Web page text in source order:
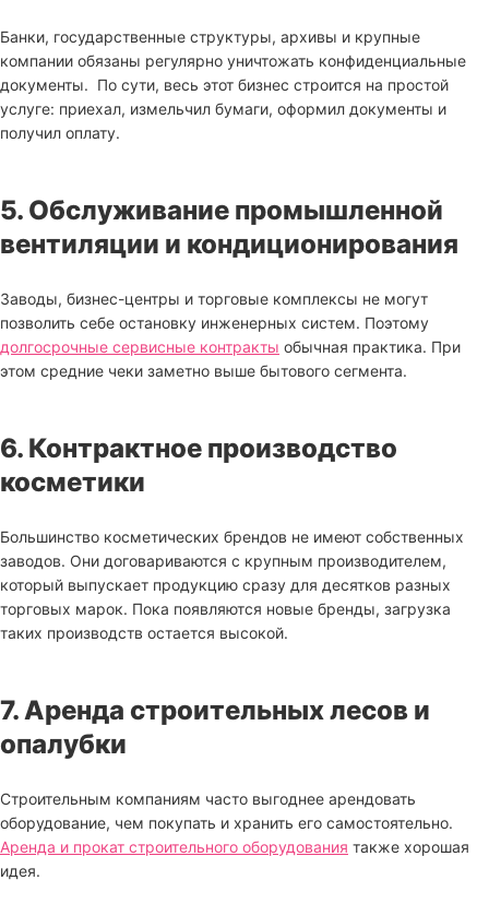
Банки, государственные структуры, архивы и крупные
компании обязаны регулярно уничтожать конфиденциальные
документы. По сути, весь этот бизнес строится на простой
услуге: приехал, измельчил бумаги, оформил документы и
получил оплату.
5. Обслуживание промышленной
вентиляции и кондиционирования
Заводы, бизнес-центры и торговые комплексы не могут
позволить себе остановку инженерных систем. Поэтому
долгосрочные сервисные контракты обычная практика. При
этом средние чеки заметно выше бытового сегмента.
6. Контрактное производство
косметики
Большинство косметических брендов не имеют собственных
заводов. Они договариваются с крупным производителем,
который выпускает продукцию сразу для десятков разных
торговых марок. Пока появляются новые бренды, загрузка
таких производств остается высокой.
7. Аренда строительных лесов и
опалубки
Строительным компаниям часто выгоднее арендовать
оборудование, чем покупать и хранить его самостоятельно.
Аренда и прокат строительного оборудования также хорошая
идея.